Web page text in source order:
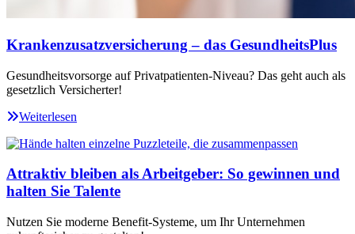
Krankenzusatzversicherung – das GesundheitsPlus
Gesundheitsvorsorge auf Privatpatienten-Niveau? Das geht auch als
gesetzlich Versicherter!
Weiterlesen
Attraktiv bleiben als Arbeitgeber: So gewinnen und
halten Sie Talente
Nutzen Sie moderne Benefit-Systeme, um Ihr Unternehmen